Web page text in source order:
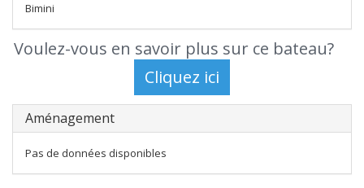
Bimini
Voulez-vous en savoir plus sur ce bateau?
Aménagement
Pas de données disponibles